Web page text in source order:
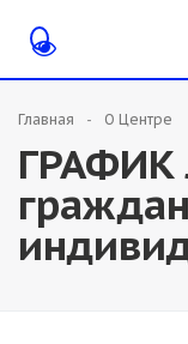
Главная О Центре
ГРАФИК